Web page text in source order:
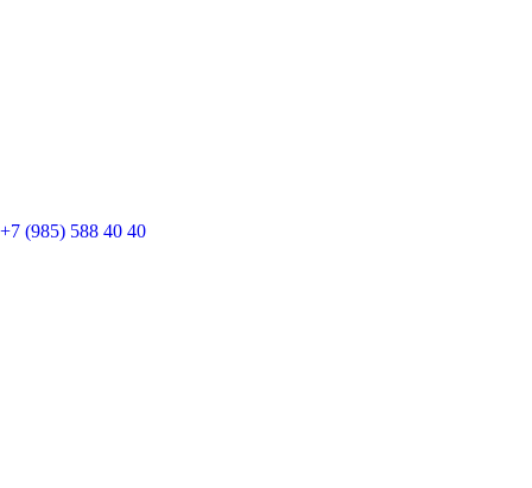
+7 (985) 588 40 40